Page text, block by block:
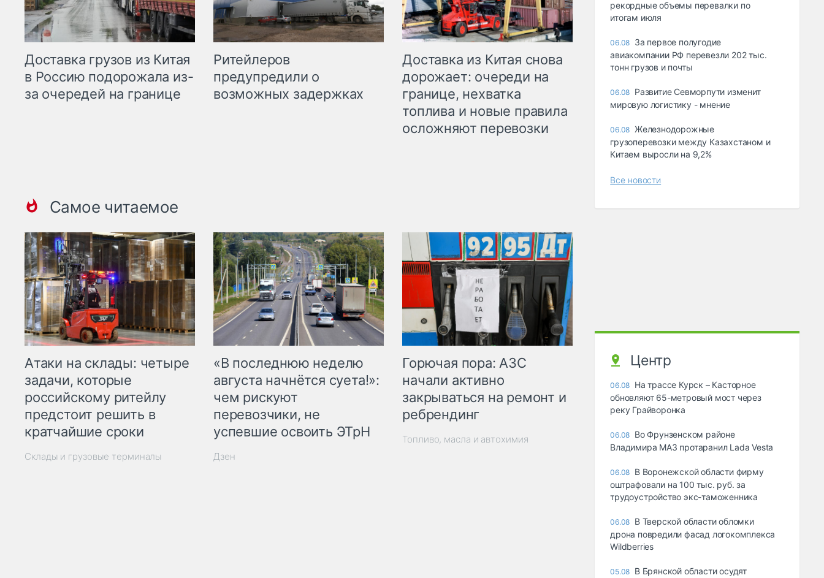
Доставка грузов из Китая
в Россию подорожала из-
за очередей на границе
Ритейлеров
предупредили о
возможных задержках
Доставка из Китая снова
дорожает: очереди на
границе, нехватка
топлива и новые правила
осложняют перевозки
Самое читаемое
Атаки на склады: четыре
задачи, которые
российскому ритейлу
предстоит решить в
кратчайшие сроки
Склады и грузовые терминалы
«В последнюю неделю
августа начнётся суета!»:
чем рискуют
перевозчики, не
успевшие освоить ЭТрН
Дзен
Горючая пора: АЗС
начали активно
закрываться на ремонт и
ребрендинг
Топливо, масла и автохимия
рекордные объемы перевалки по
итогам июля
06.08 За первое полугодие
авиакомпании РФ перевезли 202 тыс.
тонн грузов и почты
06.08 Развитие Севморпути изменит
мировую логистику - мнение
06.08 Железнодорожные
грузоперевозки между Казахстаном и
Китаем выросли на 9,2%
Все новости
Центр
06.08 На трассе Курск – Касторное
обновляют 65-метровый мост через
реку Грайворонка
06.08 Во Фрунзенском районе
Владимира МАЗ протаранил Lada Vesta
06.08 В Воронежской области фирму
оштрафовали на 100 тыс. руб. за
трудоустройство экс-таможенника
06.08 В Тверской области обломки
дрона повредили фасад логокомплекса
Wildberries
05.08 В Брянской области осудят